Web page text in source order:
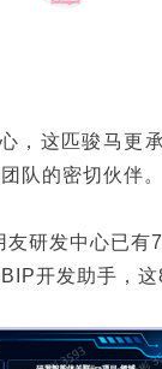
，这匹骏马更
队的密切伙伴。
研发中心已有
开发助手，